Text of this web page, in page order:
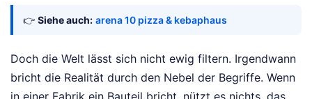
👉 Siehe auch: arena 10 pizza & kebaphaus
Doch die Welt lässt sich nicht ewig filtern. Irgendwann
bricht die Realität durch den Nebel der Begriffe. Wenn
in einer Fabrik ein Bauteil bricht, nützt es nichts, das